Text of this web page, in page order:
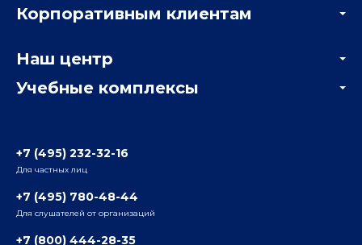
Учебные комплексы
Радио
ул. Радио, д.24, корпус 1, 2-й подъезд, 2-й этаж
Мастер-классы и вебинары
Корпоративным клиентам
Отзывы компаний
Наш центр
Информация о центре
+7 (495) 232-32-16
Для частных лиц
+7 (495) 780-48-44
Для слушателей от организаций
+7 (800) 444-28-35